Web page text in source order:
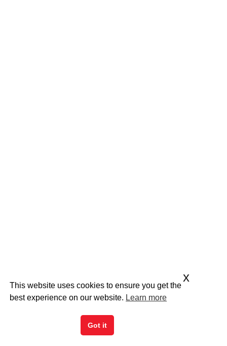
This website uses cookies to ensure you get the
best experience on our website. Learn more
Got it
x